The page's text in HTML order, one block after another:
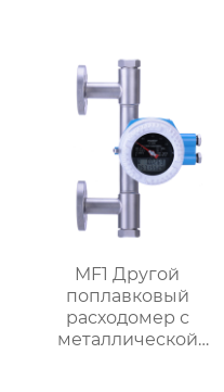
MF1 Другой
поплавковый
расходомер с
металлической